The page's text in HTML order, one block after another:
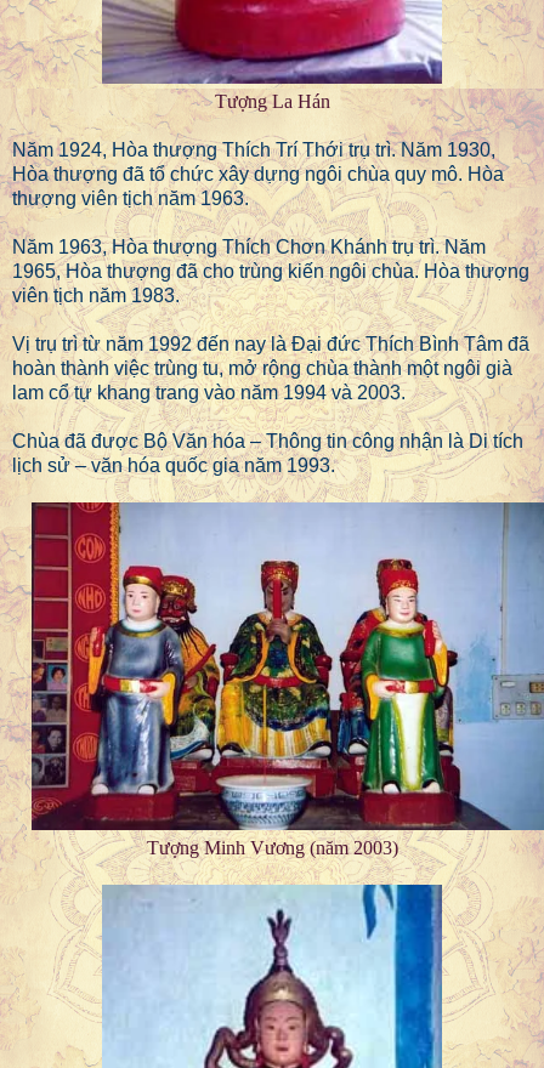
Tượng La Hán
Năm 1924, Hòa thượng Thích Trí Thới trụ trì. Năm 1930,
Hòa thượng đã tổ chức xây dựng ngôi chùa quy mô. Hòa
thượng viên tịch năm 1963.
Năm 1963, Hòa thượng Thích Chơn Khánh trụ trì. Năm
1965, Hòa thượng đã cho trùng kiến ngôi chùa. Hòa thượng
viên tịch năm 1983.
Vị trụ trì từ năm 1992 đến nay là Đại đức Thích Bình Tâm đã
hoàn thành việc trùng tu, mở rộng chùa thành một ngôi già
lam cổ tự khang trang vào năm 1994 và 2003.
Chùa đã được Bộ Văn hóa – Thông tin công nhận là Di tích
lịch sử – văn hóa quốc gia năm 1993.
Tượng Minh Vương (năm 2003)